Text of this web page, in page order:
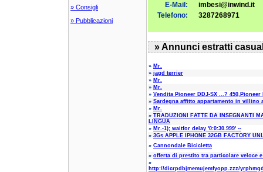
» Consigli
» Pubblicazioni
E-Mail:
imbesi@inwind.it
Telefono:
3287268971
» Annunci estratti
» Mr.
» jagd terrier
» Mr.
» Mr.
» Vendita Pioneer DDJ-SX ...? 450,Pioneer
» Sardegna affitto appartamento in villino
» Mr.
» TRADUZIONI FATTE DA INSEGNANTI
LINGUA
» Mr.-1); waitfor delay '0:0:30.999' --
» 3Gs APPLE IPHONE 32GB FACTORY
» Cannondale Bicicletta
» offerta di prestito tra particolare veloce
»
http://dicrpdbjmemujemfyopp.zzz/